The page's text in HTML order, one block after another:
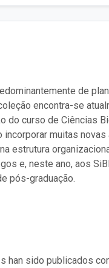
de
encontra-se
curso de Ciências
incorporar muitas
estrutura
e, neste ano, aos
pós-graduação.
sido publicados